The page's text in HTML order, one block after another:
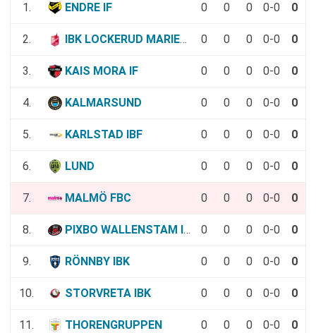
1. ENDRE IF 0 0 0 0-0 0
2. IBK LOCKERUD MARIESTAD 0 0 0 0-0 0
3. KAIS MORA IF 0 0 0 0-0 0
4. KALMARSUND 0 0 0 0-0 0
5. KARLSTAD IBF 0 0 0 0-0 0
6. LUND 0 0 0 0-0 0
7. MALMÖ FBC 0 0 0 0-0 0
8. PIXBO WALLENSTAM IBK 0 0 0 0-0 0
9. RÖNNBY IBK 0 0 0 0-0 0
10. STORVRETA IBK 0 0 0 0-0 0
11. THORENGRUPPEN 0 0 0 0-0 0